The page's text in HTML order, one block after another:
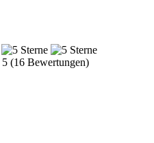
(16 Bewertungen)